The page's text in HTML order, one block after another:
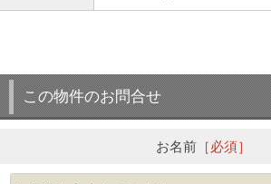
この物件のお問合せ
お名前［必須］